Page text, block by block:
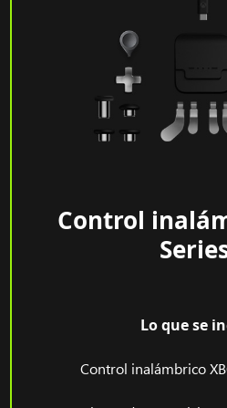
Control
Lo que se
Control inalámbrico